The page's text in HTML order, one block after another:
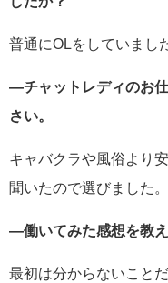
普通にOLをしていまし
―チャットレディのお
さい。
キャバクラや風俗より
聞いたので選びました。
―働いてみた感想を教え
最初は分からないこと